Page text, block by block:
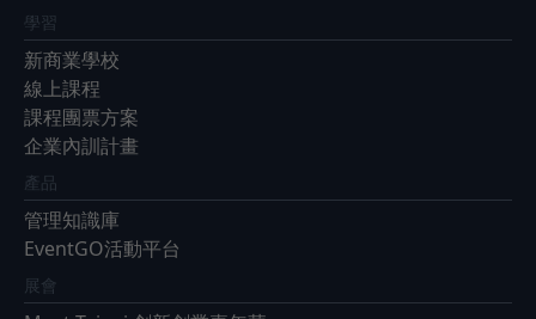
學習
新商業學校
線上課程
課程團票方案
企業內訓計畫
產品
管理知識庫
EventGO活動平台
展會